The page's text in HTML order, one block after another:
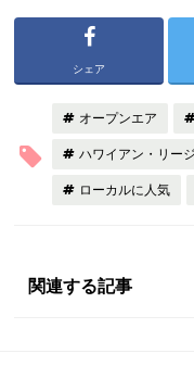
シェア
オープンエア
ハワイアン・リー
ローカルに人気
関連する記事